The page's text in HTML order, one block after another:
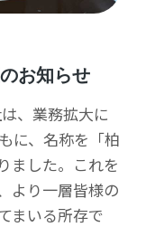
お知らせ
、業務拡大に
に、名称を「柏
ました。これを
より一層皆様の
まいる所存で